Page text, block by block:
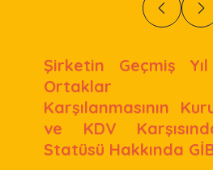
Şirketin Geçmiş Yıl
Ortaklar
Karşılanmasının
ve KDV
Statüsü Hakkında